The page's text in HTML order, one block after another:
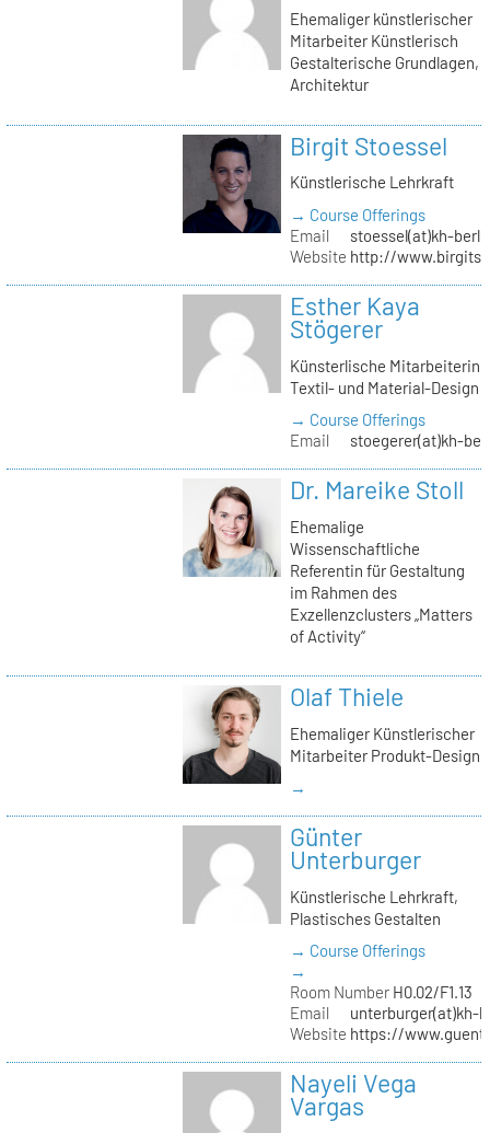
Ehemaliger künstlerischer
Mitarbeiter Künstlerisch
Gestalterische Grundlagen,
Architektur
Birgit Stoessel
Künstlerische Lehrkraft
→ Course Offerings
Email
stoessel(at)kh-
Website http://
Esther Kaya
Stögerer
Künsterlische Mitarbeiterin
Textil- und Material-Design
→ Course Offerings
Email
stoegerer(at)kh-
Dr. Mareike Stoll
Ehemalige
Wissenschaftliche
Referentin für Gestaltung
im Rahmen des
Exzellenzclusters „Matters
of Activity“
Olaf Thiele
Ehemaliger Künstlerischer
Mitarbeiter Produkt-Design
→
Günter
Unterburger
Künstlerische Lehrkraft,
Plastisches Gestalten
→ Course Offerings
→
Room NumberH0.02/F1.13
Email
unterburger(at)kh-
Website https://
Nayeli Vega
Vargas